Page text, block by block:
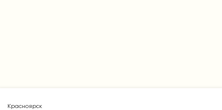
Красноярск